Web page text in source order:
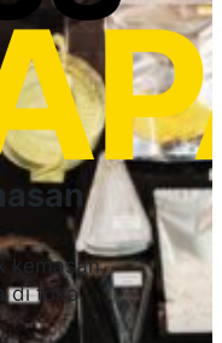
kemasan
di toko